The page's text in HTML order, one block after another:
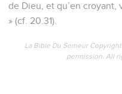
de Dieu, et qu’en croyant,
» (cf. 20.31).
La Bible Du Semeur
permission. All